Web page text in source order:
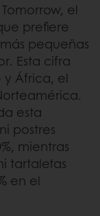
el
prefiere
pequeñas
Esta cifra
África, el
esta
postres
mientras
tartaletas
en el